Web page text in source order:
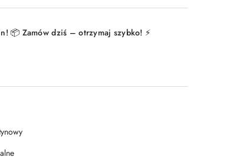
Wyślij
📦 Zamów dziś – otrzymaj szybko! ⚡